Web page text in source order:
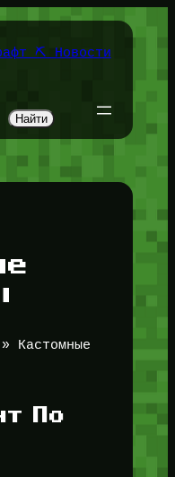
⛏️ Новости
Найти
» Кастомные
По